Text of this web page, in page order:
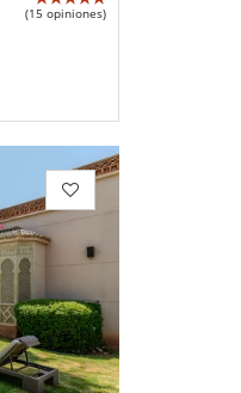
(15 opiniones)